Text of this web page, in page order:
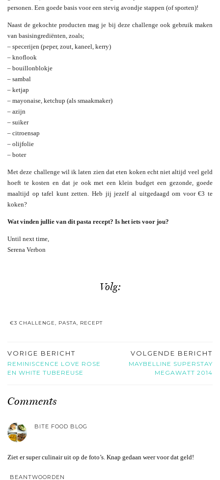
personen. Een goede basis voor een stevig avondje stappen (of sporten)!
Naast de gekochte producten mag je bij deze challenge ook gebruik maken
van basisingrediënten, zoals;
– specerijen (peper, zout, kaneel, kerry)
– knoflook
– bouillonblokje
– sambal
– ketjap
– mayonaise, ketchup (als smaakmaker)
– azijn
– suiker
– citroensap
– olijfolie
– boter
Met deze challenge wil ik laten zien dat eten koken echt niet altijd veel geld
hoeft te kosten en dat je ook met een klein budget een gezonde, goede
maaltijd op tafel kunt zetten. Heb jij jezelf al uitgedaagd om voor €3 te
koken?
Wat vinden jullie van dit pasta recept? Is het iets voor jou?
Until next time,
Serena Verbon
Volg:
€3 CHALLENGE PASTA RECEPT
VORIGE BERICHT
REMINISCENCE LOVE ROSE
EN WHITE TUBEREUSE
VOLGENDE BERICHT
MAYBELLINE SUPERSTAY
MEGAWATT 2014
Comments
BITE FOOD BLOG
Ziet er super culinair uit op de foto’s. Knap gedaan weer voor dat geld!
BEANTWOORDEN